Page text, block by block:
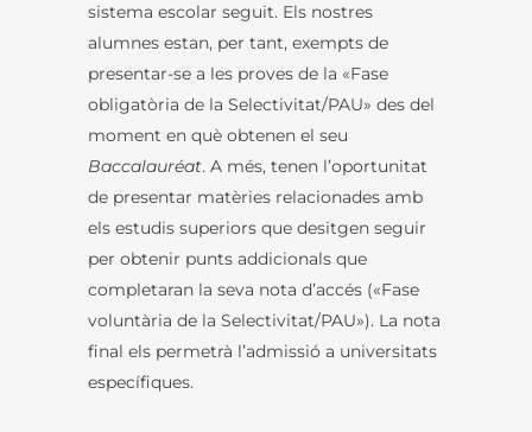
sistema escolar seguit. Els nostres
alumnes estan, per tant, exempts de
presentar-se a les proves de la «Fase
obligatòria de la Selectivitat/PAU» des del
moment en què obtenen el seu
Baccalauréat. A més, tenen l’oportunitat
de presentar matèries relacionades amb
els estudis superiors que desitgen seguir
per obtenir punts addicionals que
completaran la seva nota d’accés («Fase
voluntària de la Selectivitat/PAU»). La nota
final els permetrà l’admissió a universitats
específiques.